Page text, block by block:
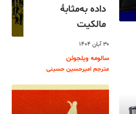
داده به‌مثابۀ
مالکیت
۳۰ آبان ۱۴۰۴
سالومه ویلجوئن
مترجم امیرحسین حسینی